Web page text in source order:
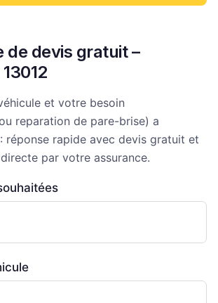
de devis gratuit –
et votre besoin
reparation de pare-brise) a
réponse rapide avec devis gratuit et
par votre assurance.